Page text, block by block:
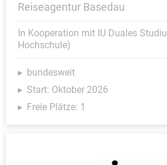
Reiseagentur Basedau
In Kooperation mit IU Duales
Hochschule)
bundesweit
Start: Oktober 2026
Freie Plätze: 1